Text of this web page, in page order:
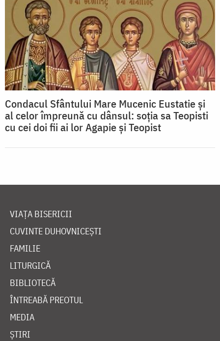
Condacul Sfântului Mare Mucenic Eustatie şi
al celor împreună cu dânsul: soţia sa Teopisti
cu cei doi fii ai lor Agapie şi Teopist
VIAȚA BISERICII
CUVINTE DUHOVNICEȘTI
FAMILIE
LITURGICĂ
BIBLIOTECĂ
ÎNTREABĂ PREOTUL
MEDIA
ȘTIRI